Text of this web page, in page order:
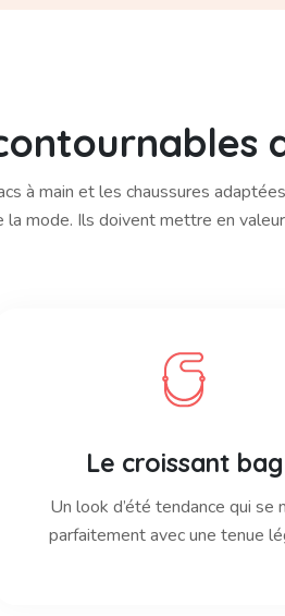
à main et les chaussures
la mode. Ils doivent mettre en
Le croissant bag
Un look d’été tendance qui se
parfaitement avec une tenue